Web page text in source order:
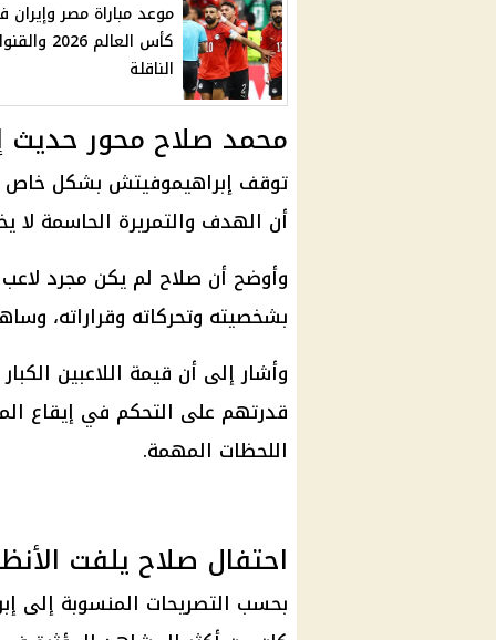
موعد مباراة مصر
كأس العالم 2026
الناقلة
محمد صلاح محور حديث
توقف إبراهيموفيتش بشكل خاص
أن الهدف والتمريرة الحاسمة لا
وأوضح أن صلاح لم يكن مجرد
بشخصيته وتحركاته وقراراته،
وأشار إلى أن قيمة اللاعبين
قدرتهم على التحكم في إيقاع
اللحظات المهمة.
احتفال صلاح يلفت
بحسب التصريحات المنسوبة إلى